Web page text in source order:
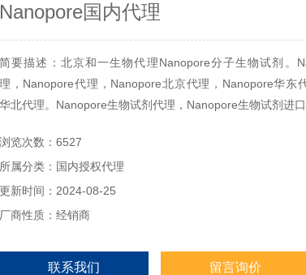
Nanopore国内代理
简要描述：北京和一生物代理Nanopore分子生物试剂。
理，Nanopore代理，Nanopore北京代理，Nanopore华东
华北代理。Nanopore生物试剂代理，Nanopore生物试剂进口
浏览次数：6527
所属分类：国内授权代理
更新时间：2024-08-25
厂商性质：经销商
联系我们 留言询价